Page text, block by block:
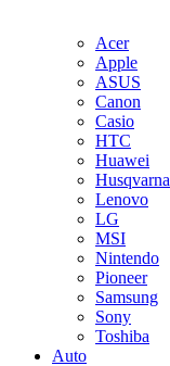
Acer
Apple
ASUS
Canon
Casio
HTC
Huawei
Husqvarna
Lenovo
LG
MSI
Nintendo
Pioneer
Samsung
Sony
Toshiba
Auto